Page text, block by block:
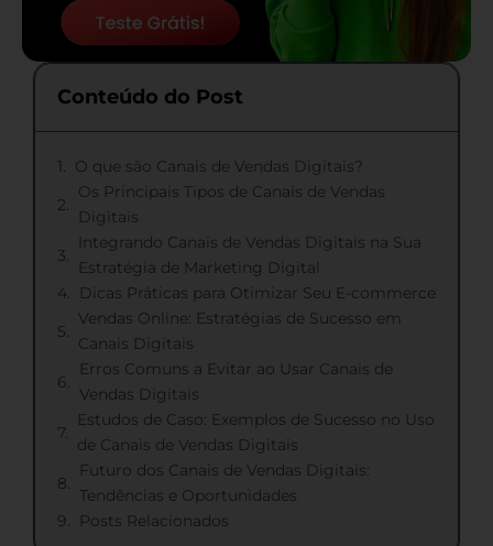
Conteúdo do Post
O que são Canais de Vendas Digitais?
Os Principais Tipos de Canais de Vendas
Digitais
Integrando Canais de Vendas Digitais na Sua
Estratégia de Marketing Digital
Dicas Práticas para Otimizar Seu E-commerce
Vendas Online: Estratégias de Sucesso em
Canais Digitais
Erros Comuns a Evitar ao Usar Canais de
Vendas Digitais
Estudos de Caso: Exemplos de Sucesso no Uso
de Canais de Vendas Digitais
Futuro dos Canais de Vendas Digitais:
Tendências e Oportunidades
Posts Relacionados